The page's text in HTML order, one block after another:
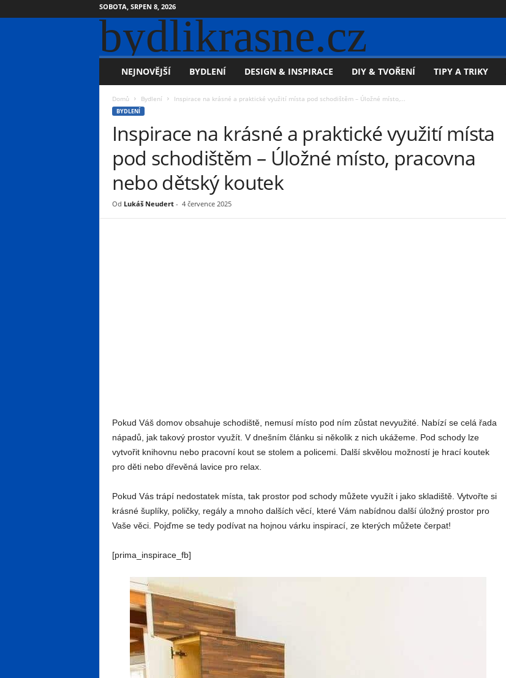
SOBOTA, SRPEN 8, 2026
bydlikrasne.cz
NEJNOVĚJŠÍ BYDLENÍ DESIGN & INSPIRACE DIY & TVOŘENÍ TIPY A TRIKY
Domů Bydlení Inspirace na krásné a praktické využití místa pod schodištěm – Úložné místo,...
BYDLENÍ
Inspirace na krásné a praktické využití místa
pod schodištěm – Úložné místo, pracovna
nebo dětský koutek
Od Lukáš Neudert- 4 července 2025
Pokud Váš domov obsahuje schodiště, nemusí místo pod ním zůstat nevyužité. Nabízí se celá řada
nápadů, jak takový prostor využít. V dnešním článku si několik z nich ukážeme. Pod schody lze
vytvořit knihovnu nebo pracovní kout se stolem a policemi. Další skvělou možností je hrací koutek
pro děti nebo dřevěná lavice pro relax.
Pokud Vás trápí nedostatek místa, tak prostor pod schody můžete využít i jako skladiště. Vytvořte si
krásné šuplíky, poličky, regály a mnoho dalších věcí, které Vám nabídnou další úložný prostor pro
Vaše věci. Pojďme se tedy podívat na hojnou várku inspirací, ze kterých můžete čerpat!
[prima_inspirace_fb]